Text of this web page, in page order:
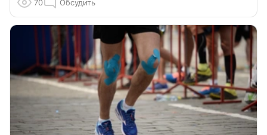
70 Обсудить